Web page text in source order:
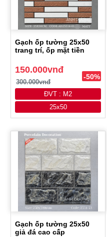
Gạch ốp tường 25x50
trang trí, ốp mặt tiền
150.000vnđ
300.000vnđ
-50%
ĐVT : M2
25x50
Gạch ốp tường 25x50
giả đá cao cấp